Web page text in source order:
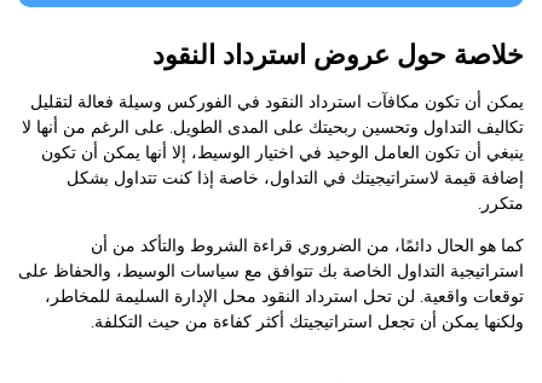
خلاصة حول عروض استرداد النقود
يمكن أن تكون مكافآت استرداد النقود في الفوركس وسيلة فعالة لتقليل
تكاليف التداول وتحسين ربحيتك على المدى الطويل. على الرغم من أنها لا
ينبغي أن تكون العامل الوحيد في اختيار الوسيط، إلا أنها يمكن أن تكون
إضافة قيمة لاستراتيجيتك في التداول، خاصة إذا كنت تتداول بشكل
متكرر.
كما هو الحال دائمًا، من الضروري قراءة الشروط والتأكد من أن
استراتيجية التداول الخاصة بك تتوافق مع سياسات الوسيط، والحفاظ على
توقعات واقعية. لن تحل استرداد النقود محل الإدارة السليمة للمخاطر،
ولكنها يمكن أن تجعل استراتيجيتك أكثر كفاءة من حيث التكلفة.